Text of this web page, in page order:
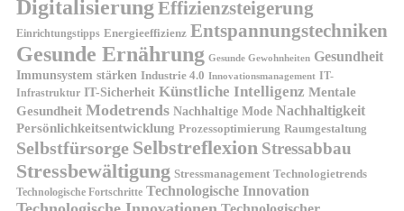
Digitalisierung Effizienzsteigerung
Einrichtungstipps Energieeffizienz Entspannungstechniken
Gesunde Ernährung Gesunde Gewohnheiten Gesundheit
Immunsystem stärken Industrie 4.0 Innovationsmanagement IT-
Infrastruktur IT-Sicherheit Künstliche Intelligenz Mentale
Gesundheit Modetrends Nachhaltige Mode Nachhaltigkeit
Persönlichkeitsentwicklung Prozessoptimierung Raumgestaltung
Selbstfürsorge Selbstreflexion Stressabbau
Stressbewältigung Stressmanagement Technologietrends
Technologische Fortschritte Technologische Innovation